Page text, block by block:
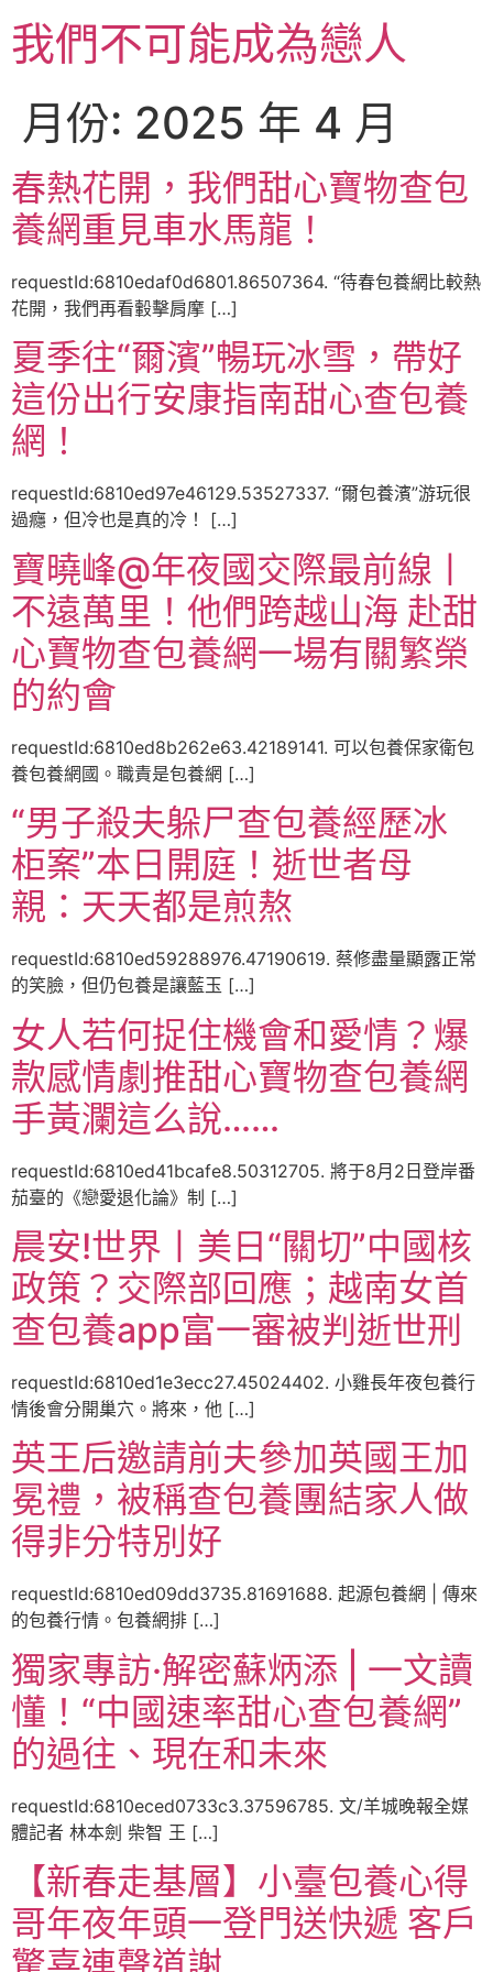
至
主我們不可能成為戀人
月份: 2025 年 4 月
春熱花開，我們甜心寶物查包
養網重見車水馬龍！
requestId:6810edaf0d6801.86507364. “待春包養網比較熱
花開，我們再看轂擊肩摩 […]
夏季往“爾濱”暢玩冰雪，帶好
這份出行安康指南甜心查包養
網！
requestId:6810ed97e46129.53527337. “爾包養濱”游玩很
過癮，但冷也是真的冷！ […]
寶曉峰@年夜國交際最前線丨
不遠萬里！他們跨越山海 赴甜
心寶物查包養網一場有關繁榮
的約會
requestId:6810ed8b262e63.42189141. 可以包養保家衛包
養包養網國。職責是包養網 […]
“男子殺夫躲尸查包養經歷冰
柜案”本日開庭！逝世者母
親：天天都是煎熬
requestId:6810ed59288976.47190619. 蔡修盡量顯露正常
的笑臉，但仍包養是讓藍玉 […]
女人若何捉住機會和愛情？爆
款感情劇推甜心寶物查包養網
手黃瀾這么說……
requestId:6810ed41bcafe8.50312705. 將于8月2日登岸番
茄臺的《戀愛退化論》制 […]
晨安!世界丨美日“關切”中國核
政策？交際部回應；越南女首
查包養app富一審被判逝世刑
requestId:6810ed1e3ecc27.45024402. 小雞長年夜包養行
情後會分開巢穴。將來，他 […]
英王后邀請前夫參加英國王加
冕禮，被稱查包養團結家人做
得非分特別好
requestId:6810ed09dd3735.81691688. 起源包養網 | 傳來
的包養行情。包養網排 […]
獨家專訪·解密蘇炳添 | 一文讀
懂！“中國速率甜心查包養網”
的過往、現在和未來
requestId:6810eced0733c3.37596785. 文/羊城晚報全媒
體記者 林本劍 柴智 王 […]
【新春走基層】小臺包養心得
哥年夜年頭一登門送快遞 客戶